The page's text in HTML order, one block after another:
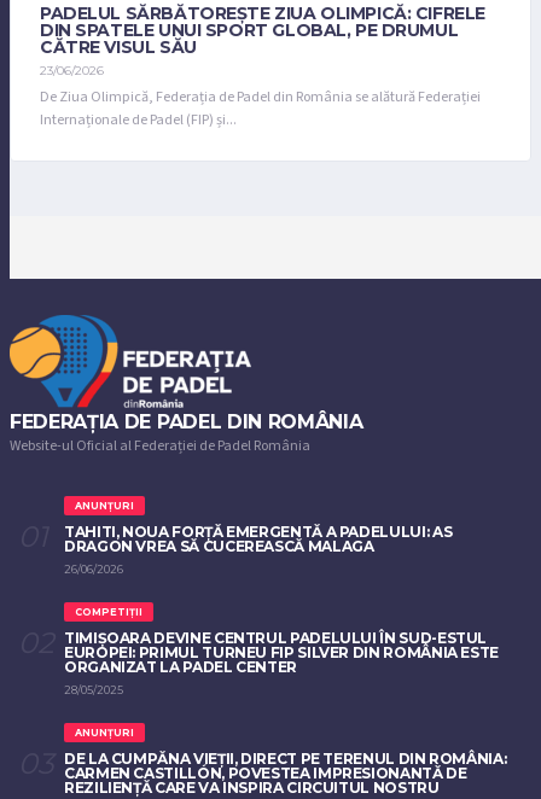
PADELUL SĂRBĂTOREȘTE ZIUA OLIMPICĂ: CIFRELE
DIN SPATELE UNUI SPORT GLOBAL, PE DRUMUL
CĂTRE VISUL SĂU
23/06/2026
De Ziua Olimpică, Federația de Padel din România se alătură Federației
Internaționale de Padel (FIP) și...
FEDERAȚIA DE PADEL DIN ROMÂNIA
Website-ul Oficial al Federației de Padel România
ANUNȚURI
TAHITI, NOUA FORȚĂ EMERGENTĂ A PADELULUI: AS
DRAGON VREA SĂ CUCEREASCĂ MALAGA
26/06/2026
COMPETIȚII
TIMIȘOARA DEVINE CENTRUL PADELULUI ÎN SUD-ESTUL
EUROPEI: PRIMUL TURNEU FIP SILVER DIN ROMÂNIA ESTE
ORGANIZAT LA PADEL CENTER
28/05/2025
ANUNȚURI
DE LA CUMPĂNA VIEȚII, DIRECT PE TERENUL DIN ROMÂNIA:
CARMEN CASTILLÓN, POVESTEA IMPRESIONANTĂ DE
REZILIENȚĂ CARE VA INSPIRA CIRCUITUL NOSTRU